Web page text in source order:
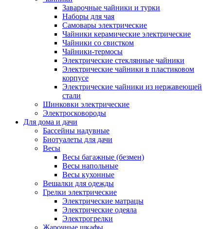
Заварочные чайники и турки
Наборы для чая
Самовары электрические
Чайники керамические электрические
Чайники со свистком
Чайники-термосы
Электрические стеклянные чайники
Электрические чайники в пластиковом
корпусе
Электрические чайники из нержавеющей
стали
Шинковки электрические
Электросковороды
Для дома и дачи
Бассейны надувные
Биотуалеты для дачи
Весы
Весы багажные (безмен)
Весы напольные
Весы кухонные
Вешалки для одежды
Грелки электрические
Электрические матрацы
Электрические одеяла
Электрогрелки
Жарочные шкафы